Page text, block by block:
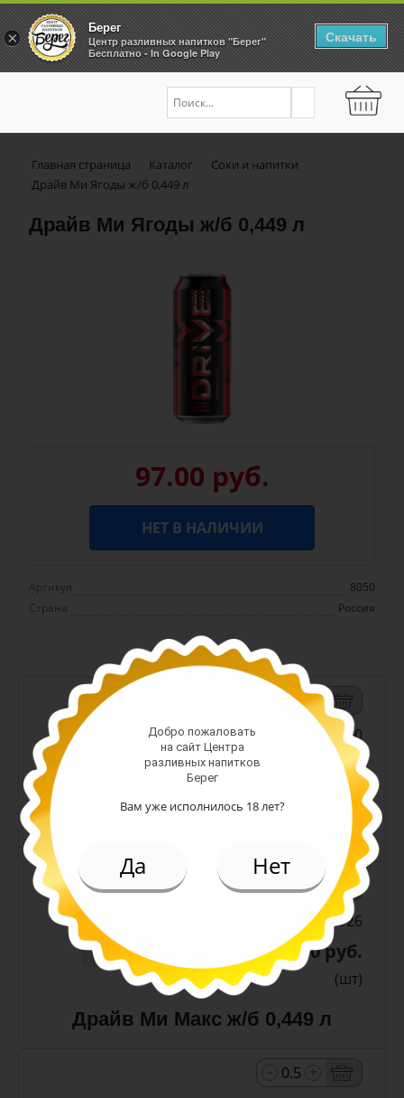
Главная страница Каталог
Соки и напитки
Драйв Ми Ягоды ж/б 0,449 л
Драйв Ми Ягоды ж/б 0,449 л
97.00 руб.
НЕТ В НАЛИЧИИ
Артикул
8050
Страна
Россия
+
Арт. 13300
187.00 руб.
(шт)
-
+
Арт. 12926
93.00 руб.
(шт)
Драйв Ми Макс ж/б 0,449 л
Добро пожаловать
на сайт Центра
разливных напитков
Берег
Вам уже исполнилось 18 лет?
Да Нет
×
Берег
Центр разливных напитков "Берег"
Бесплатно - In Google Play
Скачать